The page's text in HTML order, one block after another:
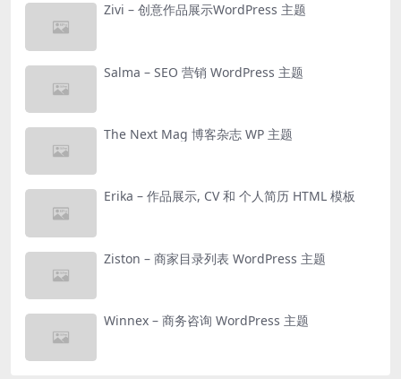
Zivi – 创意作品展示WordPress 主题
Salma – SEO 营销 WordPress 主题
The Next Mag 博客杂志 WP 主题
Erika – 作品展示, CV 和 个人简历 HTML 模板
Ziston – 商家目录列表 WordPress 主题
Winnex – 商务咨询 WordPress 主题